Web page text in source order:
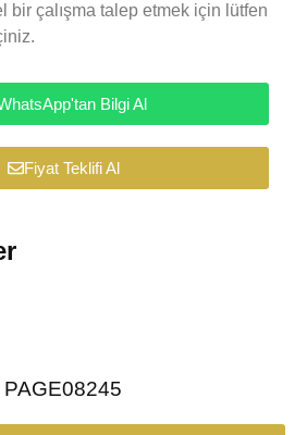
bir çalışma talep etmek için lütfen
Bilgi Al
Fiyat Teklifi Al
PAGE08245